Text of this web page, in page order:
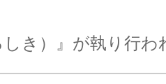
き）』が執り行わ